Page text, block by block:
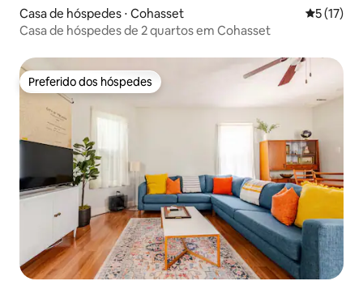
Casa de hóspedes ⋅ Cohasset 5 de uma
5 (17)
Casa de hóspedes de 2 quartos em Cohasset
Preferido dos hóspedes
Preferido dos hóspedes